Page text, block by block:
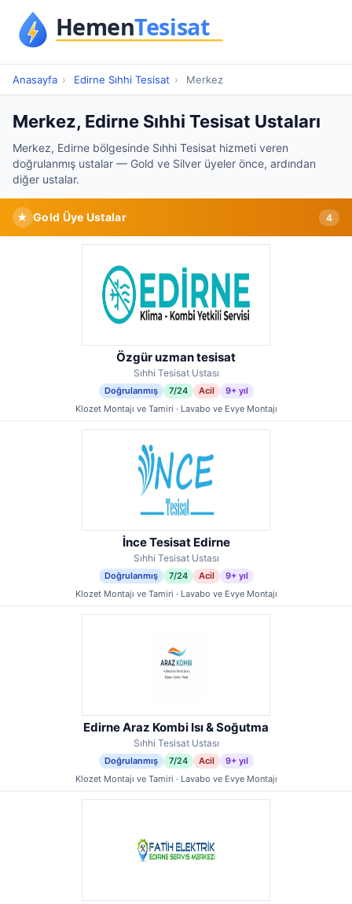
Anasayfa › Edirne Sıhhi Tesisat › Merkez
Merkez, Edirne Sıhhi Tesisat Ustaları
Merkez, Edirne bölgesinde Sıhhi Tesisat hizmeti veren
doğrulanmış ustalar — Gold ve Silver üyeler önce, ardından
diğer ustalar.
★ Gold Üye Ustalar 4
Özgür uzman tesisat
Sıhhi Tesisat Ustası
Doğrulanmış 7/24 Acil
9+ yıl
Klozet Montajı ve Tamiri · Lavabo ve Evye Montajı
İnce Tesisat Edirne
Sıhhi Tesisat Ustası
Doğrulanmış 7/24 Acil
9+ yıl
Klozet Montajı ve Tamiri · Lavabo ve Evye Montajı
Edirne Araz Kombi Isı & Soğutma
Sıhhi Tesisat Ustası
Doğrulanmış 7/24 Acil
9+ yıl
Klozet Montajı ve Tamiri · Lavabo ve Evye Montajı